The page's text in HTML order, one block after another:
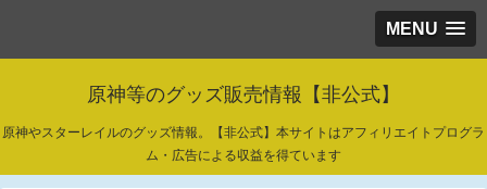
MENU
原神等のグッズ販売情報【非公式】
原神やスターレイルのグッズ情報。【非公式】本サイトはアフィリエイトプログラ
ム・広告による収益を得ています